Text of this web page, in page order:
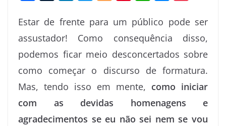
c
e
b
o
k
m
b
l
r
n
e
d
I
i
t
t
e
o
g
g
e
n
t
e
r
e
s
t
a
t
s
A
p
p
s
s
e
n
g
e
r
c
k
e
t
Estar de frente para um público pode ser
assustador! Como consequência disso,
podemos ficar meio desconcertados sobre
como começar o discurso de formatura.
Mas, tendo isso em mente, como iniciar
com as devidas homenagens e
agradecimentos se eu não sei nem se vou